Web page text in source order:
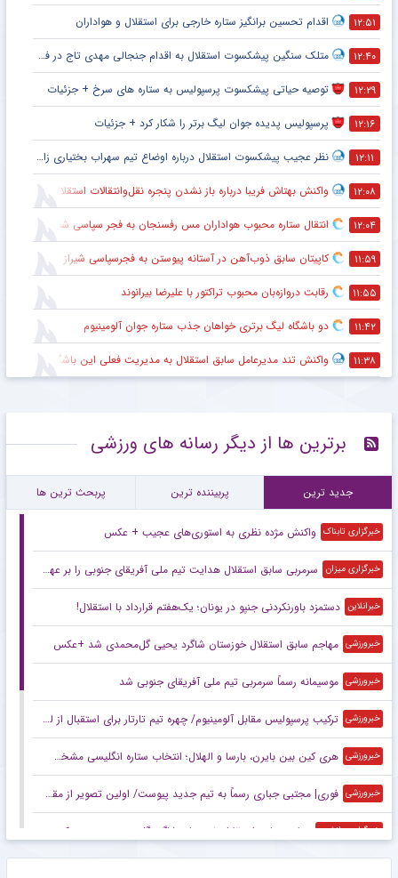
۱۲:۵۱ اقدام تحسین برانگیز ستاره خارجی برای استقلال و هواداران
۱۲:۴۰ متلک سنگین پیشکسوت استقلال به اقدام جنجالی مهدی تاج در فدراسیون فوتبال
۱۲:۲۹ توصیه حیاتی پیشکسوت پرسپولیس به ستاره های سرخ + جزئیات
۱۲:۱۶ پرسپولیس پدیده جوان لیگ برتر را شکار کرد + جزئیات
۱۲:۱۱ نظر عجیب پیشکسوت استقلال درباره اوضاع تیم سهراب بختیاری زاده + جزئیات
۱۲:۰۸ واکنش بهتاش فریبا درباره باز نشدن پنجره نقل‌وانتقالات استقلال
۱۲:۰۴ انتقال ستاره محبوب هواداران مس رفسنجان به فجر سپاسی شیراز
۱۱:۵۹ کاپیتان سابق ذوب‌آهن در آستانه پیوستن به فجرسپاسی شیراز
۱۱:۵۵ رقابت دروازه‌بان محبوب تراکتور با علیرضا بیرانوند
۱۱:۴۲ دو باشگاه لیگ برتری خواهان جذب ستاره جوان آلومینیوم
۱۱:۳۸ واکنش تند مدیرعامل سابق استقلال به مدیریت فعلی این باشگاه
برترین ها از دیگر رسانه های ورزشی
جدید ترین پربیننده ترین پربحث ترین ها
خبرگزاری تابناک واکنش مژده نظری به استوری‌های عجیب + عکس
خبرگزاری میزان سرمربی سابق استقلال هدایت تیم ملی آفریقای جنوبی را بر عهده گرفت
خبرانلاین دستمزد باورنکردنی جنپو در یونان؛ یک‌هفتم قرارداد با استقلال!
خبرورزشی مهاجم سابق استقلال خوزستان شاگرد یحیی گل‌محمدی شد +عکس
خبرورزشی موسیمانه رسماً سرمربی تیم ملی آفریقای جنوبی شد
خبرورزشی ترکیب پرسپولیس مقابل آلومینیوم/ چهره تیم تارتار برای استقبال از لیگ برتر +عکس
خبرورزشی هری کین بین بایرن، بارسا و الهلال؛ انتخاب ستاره انگلیسی مشخص شد
خبرورزشی فوری| مجتبی جباری رسماً به تیم جدید پیوست/ اولین تصویر از مقصد هشت شاکی +عکس
خبرگزاری دانشجو مهاجم سابق استقلال خوزستان شاگرد گل محمدی در دهوک عراق شد